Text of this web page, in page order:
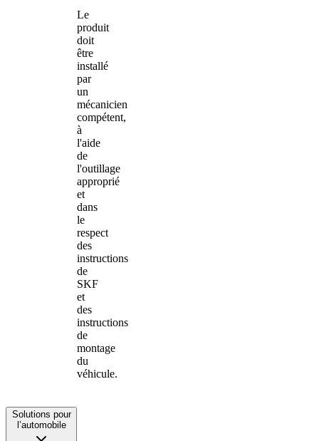
Le
produit
doit
être
installé
par
un
mécanicien
compétent,
à
l'aide
de
l'outillage
approprié
et
dans
le
respect
des
instructions
de
SKF
et
des
instructions
de
montage
du
véhicule.
Solutions pour
l’automobile